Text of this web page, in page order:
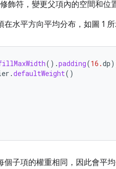
飾符，變更父項內的空間和位置
在水平方向平均分布，如圖 1 所
().padding(16.dp
.defaultWeight()
個子項的權重相同，因此會平